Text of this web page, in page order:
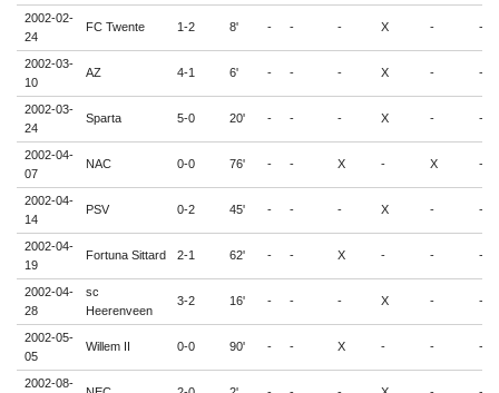
2002-02-
24
FC Twente 1-2 8' - - - X - -
2002-03-
10
AZ 4-1 6' - - - X - -
2002-03-
24
Sparta 5-0 20' - - - X - -
2002-04-
07
NAC 0-0 76' - - X - X -
2002-04-
14
PSV 0-2 45' - - - X - -
2002-04-
19
Fortuna Sittard 2-1 62' - - X - - -
2002-04-
28
sc
Heerenveen
3-2 16' - - - X - -
2002-05-
05
Willem II 0-0 90' - - X - - -
2002-08-